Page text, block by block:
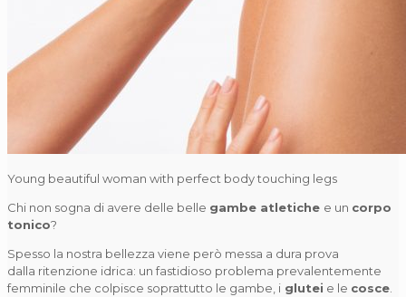
Young beautiful woman with perfect body touching legs
Chi non sogna di avere delle belle gambe atletiche e un corpo
tonico?
Spesso la nostra bellezza viene però messa a dura prova
dalla ritenzione idrica: un fastidioso problema prevalentemente
femminile che colpisce soprattutto le gambe, i glutei e le cosce.